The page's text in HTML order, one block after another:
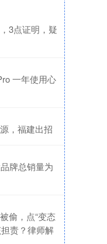
3点证明，疑
一年使用心
，福建出招
牌总销量为
偷，点“变态
责？律师解